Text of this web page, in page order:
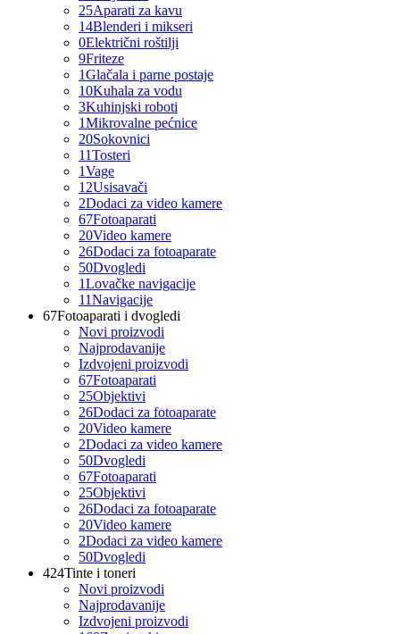
25Aparati za kavu
14Blenderi i mikseri
0Električni roštilji
9Friteze
1Glačala i parne postaje
10Kuhala za vodu
3Kuhinjski roboti
1Mikrovalne pećnice
20Sokovnici
11Tosteri
1Vage
12Usisavači
2Dodaci za video kamere
67Fotoaparati
20Video kamere
26Dodaci za fotoaparate
50Dvogledi
1Lovačke navigacije
11Navigacije
67Fotoaparati i dvogledi
Novi proizvodi
Najprodavanije
Izdvojeni proizvodi
67Fotoaparati
25Objektivi
26Dodaci za fotoaparate
20Video kamere
2Dodaci za video kamere
50Dvogledi
67Fotoaparati
25Objektivi
26Dodaci za fotoaparate
20Video kamere
2Dodaci za video kamere
50Dvogledi
424Tinte i toneri
Novi proizvodi
Najprodavanije
Izdvojeni proizvodi